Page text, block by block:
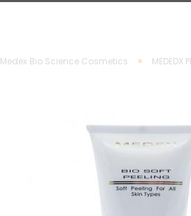
Medex Bio Science Cosmetics » MEDEDX